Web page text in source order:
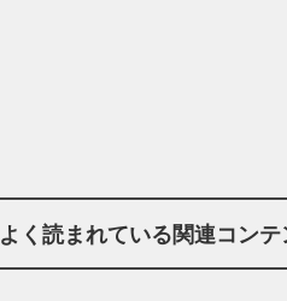
よく読まれている関連コンテ